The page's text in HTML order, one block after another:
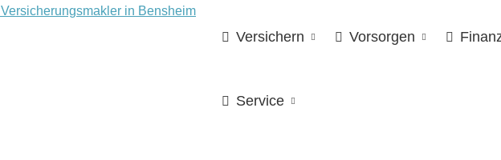
Versichern Vorsorgen
Service